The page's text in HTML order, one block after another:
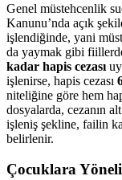
Genel müstehcenlik
Kanunu’nda açık
işlendiğinde, yani
da yaymak gibi
kadar hapis cezası
işlenirse, hapis cezası
niteliğine göre hem
dosyalarda, cezanın
işleniş şekline, failin
belirlenir.
Çocuklara